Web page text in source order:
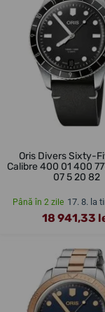
Oris Divers Sixty-
Calibre 400 01 400
07 5 20 82
Până în 2 zile 17. 8. la
18 941,33